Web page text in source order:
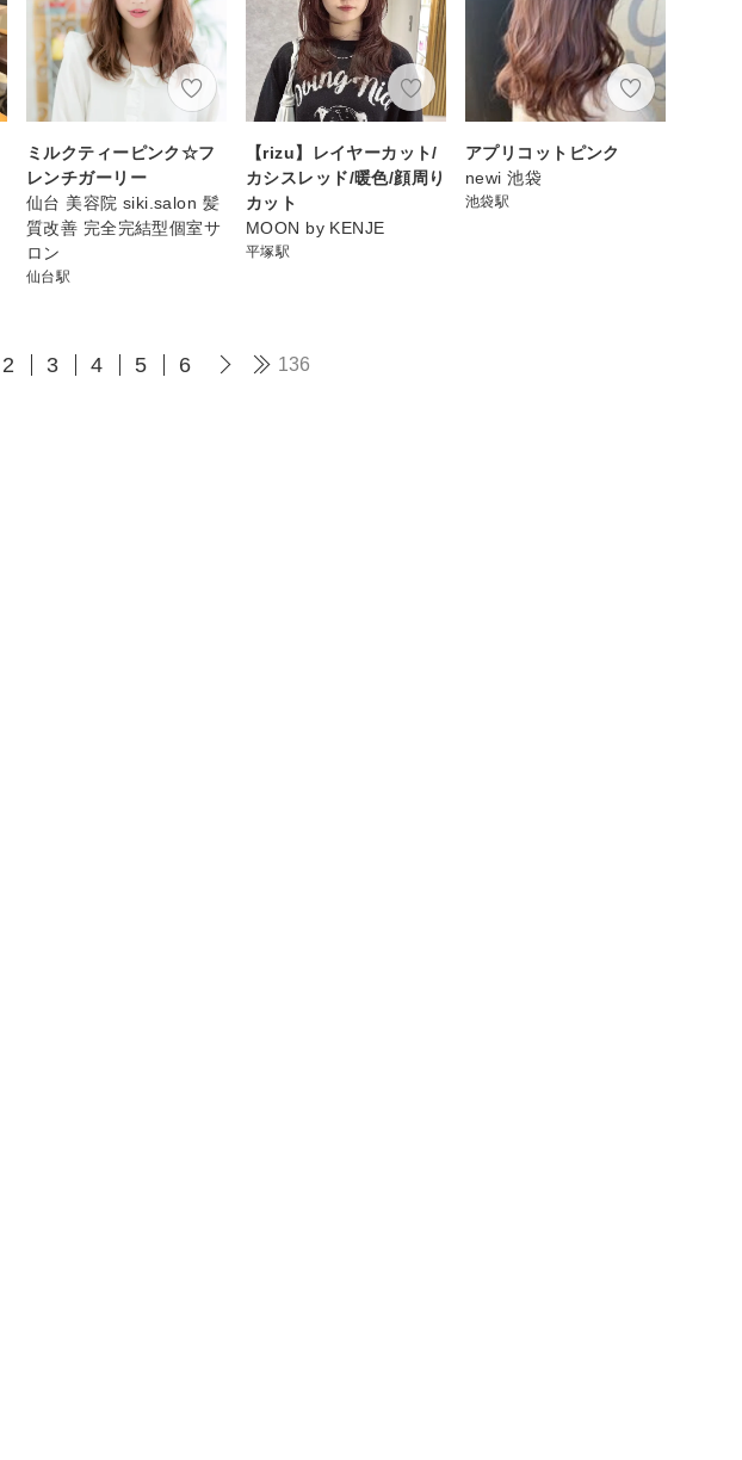
ミルクティーピンク☆フ
レンチガーリー
仙台 美容院 siki.salon 髪
質改善 完全完結型個室サ
ロン
仙台駅
【rizu】レイヤーカット/
カシスレッド/暖色/顔周り
カット
MOON by KENJE
平塚駅
アプリコットピンク
newi 池袋
池袋駅
2 3 4 5 6 136